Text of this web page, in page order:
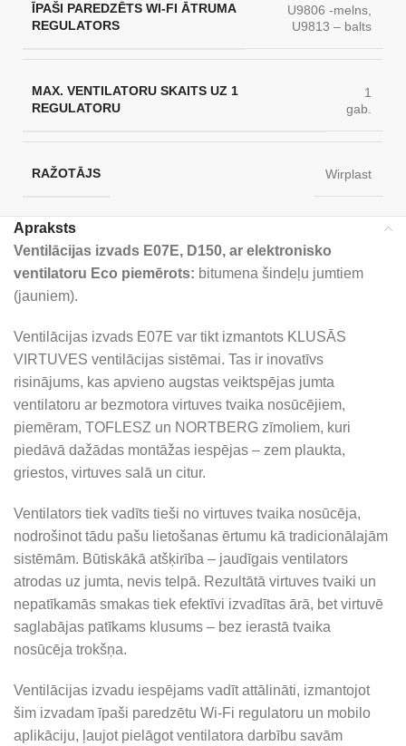
ĪPAŠI PAREDZĒTS WI-FI ĀTRUMA
REGULATORS
U9806 -melns,
U9813 – balts
MAX. VENTILATORU SKAITS UZ 1
REGULATORU
1
gab.
RAŽOTĀJS Wirplast
Apraksts
Ventilācijas izvads E07E, D150, ar elektronisko
ventilatoru Eco piemērots: bitumena šindeļu jumtiem
(jauniem).
Ventilācijas izvads E07E var tikt izmantots KLUSĀS
VIRTUVES ventilācijas sistēmai. Tas ir inovatīvs
risinājums, kas apvieno augstas veiktspējas jumta
ventilatoru ar bezmotora virtuves tvaika nosūcējiem,
piemēram, TOFLESZ un NORTBERG zīmoliem, kuri
piedāvā dažādas montāžas iespējas – zem plaukta,
griestos, virtuves salā un citur.
Ventilators tiek vadīts tieši no virtuves tvaika nosūcēja,
nodrošinot tādu pašu lietošanas ērtumu kā tradicionālajām
sistēmām. Būtiskākā atšķirība – jaudīgais ventilators
atrodas uz jumta, nevis telpā. Rezultātā virtuves tvaiki un
nepatīkamās smakas tiek efektīvi izvadītas ārā, bet virtuvē
saglabājas patīkams klusums – bez ierastā tvaika
nosūcēja trokšņa.
Ventilācijas izvadu iespējams vadīt attālināti, izmantojot
šim izvadam īpaši paredzētu Wi-Fi regulatoru un mobilo
aplikāciju, ļaujot pielāgot ventilatora darbību savām